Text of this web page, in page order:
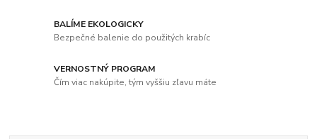
BALÍME EKOLOGICKY
Bezpečné balenie do použitých krabíc
VERNOSTNÝ PROGRAM
Čím viac nakúpite, tým vyššiu zľavu máte